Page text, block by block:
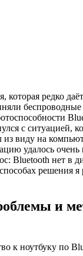
которая редко
беспроводные
с ситуацией,
из виду на
удалось
Bluetooth нет в
решения я
и
к ноутбуку по